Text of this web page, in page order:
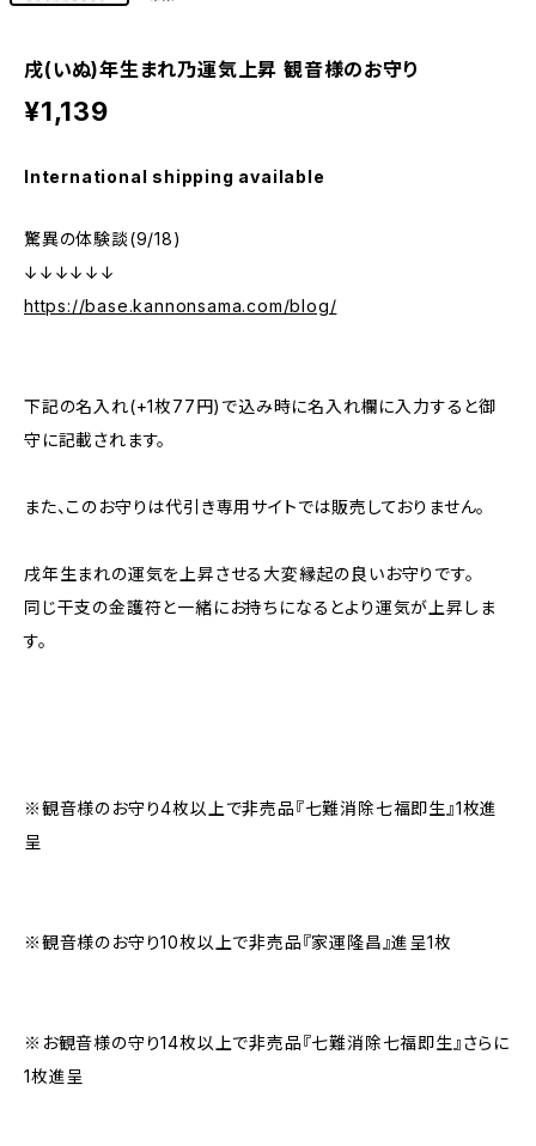
戌(いぬ)年生まれ乃運気上昇 観音様のお守り
¥1,139
International shipping available
驚異の体験談(9/18)
↓↓↓↓↓↓
https://base.kannonsama.com/blog/
下記の名入れ(+1枚77円)で込み時に名入れ欄に入力すると御
守に記載されます。
また、このお守りは代引き専用サイトでは販売しておりません。
戌年生まれの運気を上昇させる大変縁起の良いお守りです。
同じ干支の金護符と一緒にお持ちになるとより運気が上昇しま
す。
※観音様のお守り4枚以上で非売品『七難消除七福即生』1枚進
呈
※観音様のお守り10枚以上で非売品『家運隆昌』進呈1枚
※お観音様の守り14枚以上で非売品『七難消除七福即生』さらに
1枚進呈